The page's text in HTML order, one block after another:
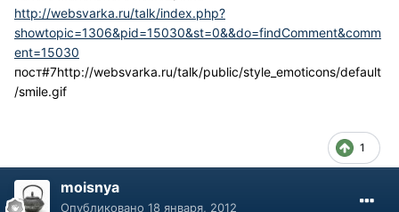
http://websvarka.ru/talk/index.php?
showtopic=1306&pid=15030&st=0&&do=findComment&comm
ent=15030
пост#7http://websvarka.ru/talk/public/style_emoticons/default
/smile.gif
1
moisnya
Опубликовано 18 января, 2012